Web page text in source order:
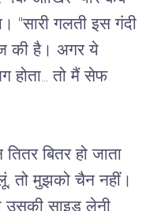
गलती इस गंदी
की है। अगर ये
होता... तो मैं सेफ
बितर हो जाता
तो मुझको चैन नहीं।